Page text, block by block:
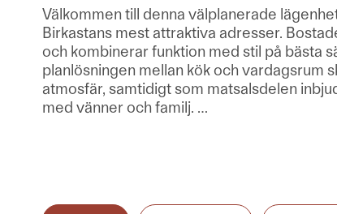
Välkommen till denna välplanerade
Birkastans mest attraktiva adresser.
och kombinerar funktion med stil på bästa
planlösningen mellan kök och vardagsrum
atmosfär, samtidigt som matsalsdelen
med vänner och familj. …